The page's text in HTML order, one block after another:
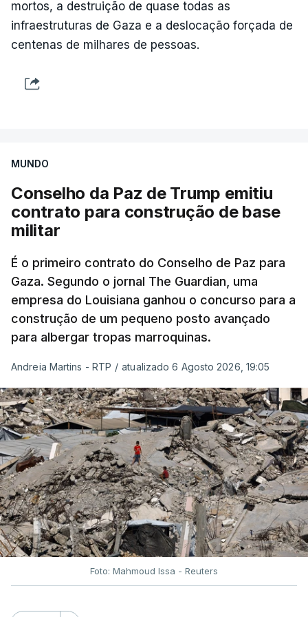
mortos, a destruição de quase todas as
infraestruturas de Gaza e a deslocação forçada de
centenas de milhares de pessoas.
MUNDO
Conselho da Paz de Trump emitiu
contrato para construção de base
militar
É o primeiro contrato do Conselho de Paz para
Gaza. Segundo o jornal The Guardian, uma
empresa do Louisiana ganhou o concurso para a
construção de um pequeno posto avançado
para albergar tropas marroquinas.
Andreia Martins - RTP / atualizado 6 Agosto 2026, 19:05
Foto: Mahmoud Issa - Reuters